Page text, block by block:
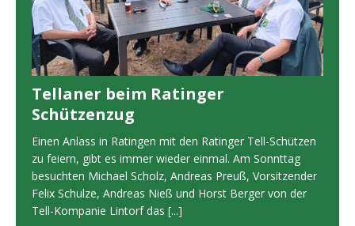
Tellaner beim Ratinger
Schützenzug
Einen Anlass in Ratingen mit den Ratinger Tell-Schützen
zu feiern, gibt es immer wieder einmal. Am Sonnttag
besuchten Michael Scholz, Andreas Preuß, Vorsitzender
Felix Schulze, Andreas Nieß und Horst Berger von der
Tell-Kompanie Lintorf das [...]